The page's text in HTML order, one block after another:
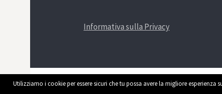
Informativa sulla Privacy
Utilizziamo i cookie per essere sicuri che tu possa avere la migliore